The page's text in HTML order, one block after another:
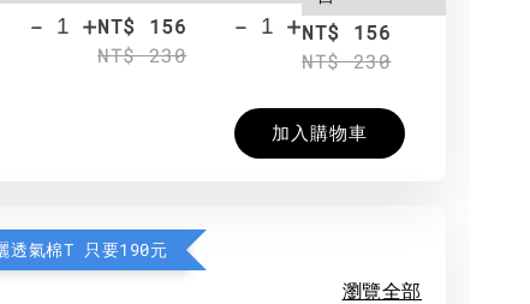
- +NT$ 156
NT$ 230
- +NT$ 156
NT$ 230
加入購物車
透氣棉T 只要190元
瀏覽全部